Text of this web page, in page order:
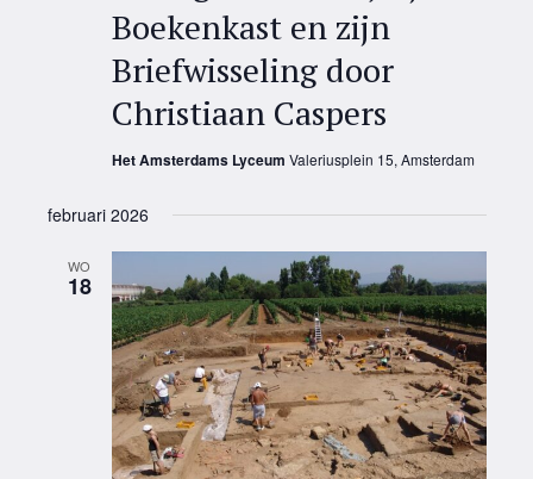
Boekenkast en zijn
Briefwisseling door
Christiaan Caspers
Het Amsterdams Lyceum Valeriusplein 15, Amsterdam
februari 2026
WO
18